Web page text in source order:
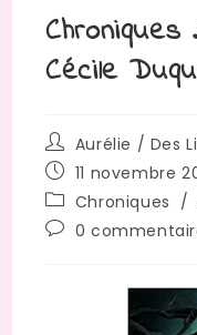
Chroniques
Cécile
Auteur/autrice
de
la
publication :
Aurélie / Des
Publication
publiée :
11 novembre
Post
category:
Chroniques /
Commentaires
publication :
0